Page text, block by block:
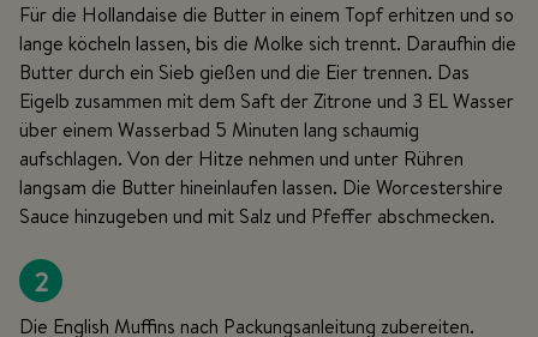
Für die Hollandaise die Butter in einem Topf erhitzen und so
lange köcheln lassen, bis die Molke sich trennt. Daraufhin die
Butter durch ein Sieb gießen und die Eier trennen. Das
Eigelb zusammen mit dem Saft der Zitrone und 3 EL Wasser
über einem Wasserbad 5 Minuten lang schaumig
aufschlagen. Von der Hitze nehmen und unter Rühren
langsam die Butter hineinlaufen lassen. Die Worcestershire
Sauce hinzugeben und mit Salz und Pfeffer abschmecken.
2
Die English Muffins nach Packungsanleitung zubereiten.